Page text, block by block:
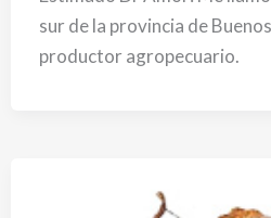
sur de la provincia de
productor agropecuario.